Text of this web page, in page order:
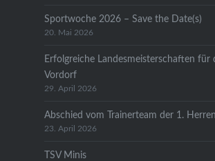
Sportwoche 2026 – Save the Date(s)
20. Mai 2026
Erfolgreiche Landesmeisterschaften für
Vordorf
29. April 2026
Abschied vom Trainerteam der 1. Herren
23. April 2026
TSV Minis